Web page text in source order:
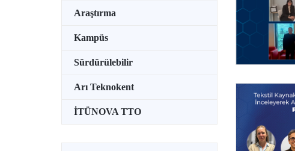
Araştırma
Kampüs
Sürdürülebilir
Arı Teknokent
İTÜNOVA TTO